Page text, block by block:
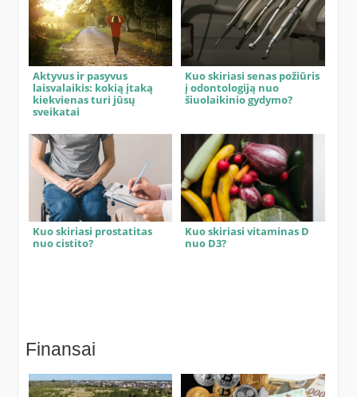
Aktyvus ir pasyvus
laisvalaikis: kokią įtaką
kiekvienas turi jūsų
sveikatai
Kuo skiriasi senas požiūris
į odontologiją nuo
šiuolaikinio gydymo?
Kuo skiriasi prostatitas
nuo cistito?
Kuo skiriasi vitaminas D
nuo D3?
Finansai